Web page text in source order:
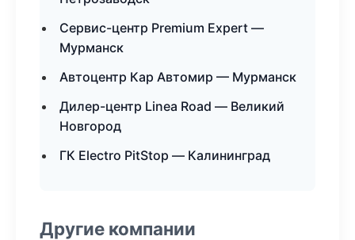
Сервис-центр Premium Expert —
Мурманск
Автоцентр Кар Автомир — Мурманск
Дилер-центр Linea Road — Великий
Новгород
ГК Electro PitStop — Калининград
Другие компании